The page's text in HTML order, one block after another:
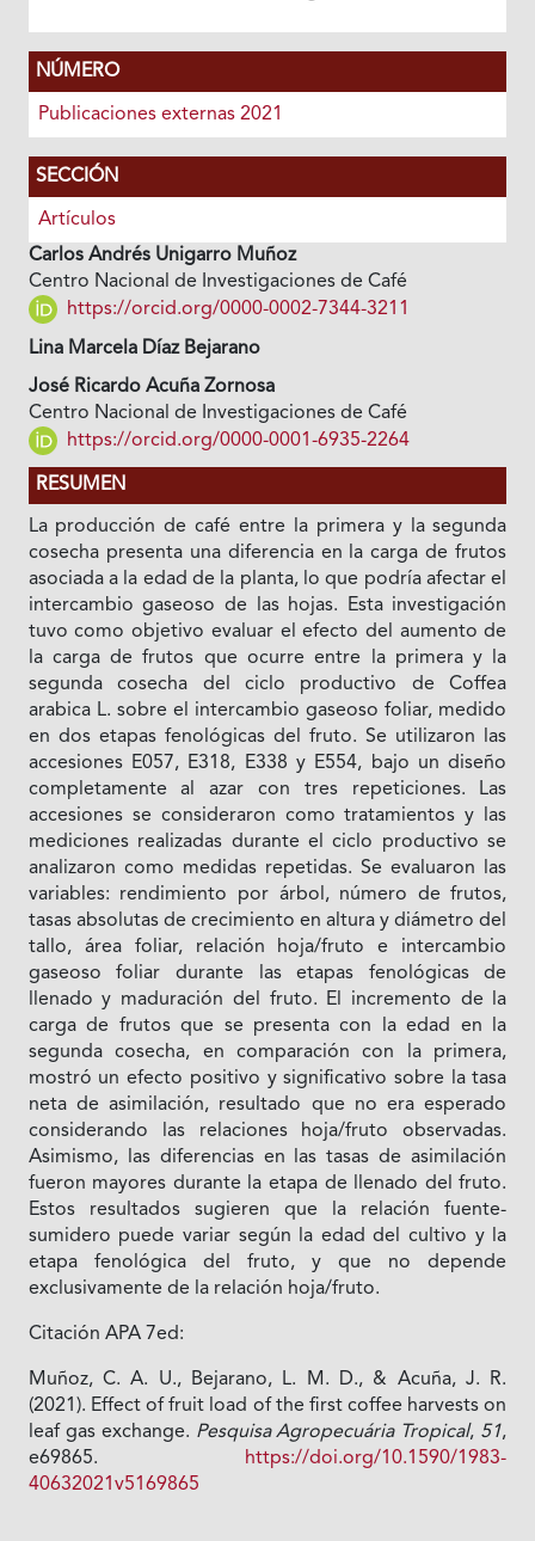
NÚMERO
Publicaciones externas 2021
SECCIÓN
Artículos
Carlos Andrés Unigarro Muñoz
Centro Nacional de Investigaciones de Café
https://orcid.org/0000-0002-7344-3211
Lina Marcela Díaz Bejarano
José Ricardo Acuña Zornosa
Centro Nacional de Investigaciones de Café
https://orcid.org/0000-0001-6935-2264
RESUMEN
La producción de café entre la primera y la segunda
cosecha presenta una diferencia en la carga de frutos
asociada a la edad de la planta, lo que podría afectar el
intercambio gaseoso de las hojas. Esta investigación
tuvo como objetivo evaluar el efecto del aumento de
la carga de frutos que ocurre entre la primera y la
segunda cosecha del ciclo productivo de Coffea
arabica L. sobre el intercambio gaseoso foliar, medido
en dos etapas fenológicas del fruto. Se utilizaron las
accesiones E057, E318, E338 y E554, bajo un diseño
completamente al azar con tres repeticiones. Las
accesiones se consideraron como tratamientos y las
mediciones realizadas durante el ciclo productivo se
analizaron como medidas repetidas. Se evaluaron las
variables: rendimiento por árbol, número de frutos,
tasas absolutas de crecimiento en altura y diámetro del
tallo, área foliar, relación hoja/fruto e intercambio
gaseoso foliar durante las etapas fenológicas de
llenado y maduración del fruto. El incremento de la
carga de frutos que se presenta con la edad en la
segunda cosecha, en comparación con la primera,
mostró un efecto positivo y significativo sobre la tasa
neta de asimilación, resultado que no era esperado
considerando las relaciones hoja/fruto observadas.
Asimismo, las diferencias en las tasas de asimilación
fueron mayores durante la etapa de llenado del fruto.
Estos resultados sugieren que la relación fuente-
sumidero puede variar según la edad del cultivo y la
etapa fenológica del fruto, y que no depende
exclusivamente de la relación hoja/fruto.
Citación APA 7ed:
Muñoz, C. A. U., Bejarano, L. M. D., & Acuña, J. R.
(2021). Effect of fruit load of the first coffee harvests on
leaf gas exchange. Pesquisa Agropecuária Tropical, 51,
e69865. https://doi.org/10.1590/1983-
40632021v5169865